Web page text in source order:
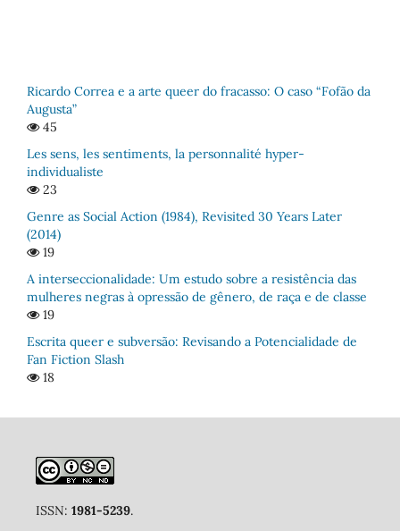
Ricardo Correa e a arte queer do fracasso: O caso “Fofão da
Augusta”
45
Les sens, les sentiments, la personnalité hyper-
individualiste
23
Genre as Social Action (1984), Revisited 30 Years Later
(2014)
19
A interseccionalidade: Um estudo sobre a resistência das
mulheres negras à opressão de gênero, de raça e de classe
19
Escrita queer e subversão: Revisando a Potencialidade de
Fan Fiction Slash
18
ISSN: 1981-5239.